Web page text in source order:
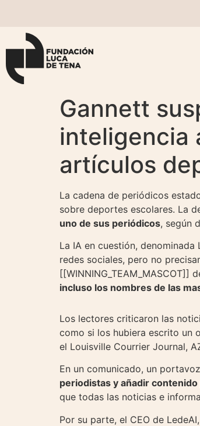
Gannett
inteligencia
artículos
La cadena de periódicos
sobre deportes escolares. La
uno de sus periódicos, según
La IA en cuestión,
redes sociales, pero no
[[WINNING_TEAM_MASCOT]]
incluso los nombres de las
Los lectores criticaron las
como si los hubiera escrito un
el Louisville Courrier Journal,
En un comunicado, un
periodistas y añadir
que todas las noticias e
Por su parte, el CEO de